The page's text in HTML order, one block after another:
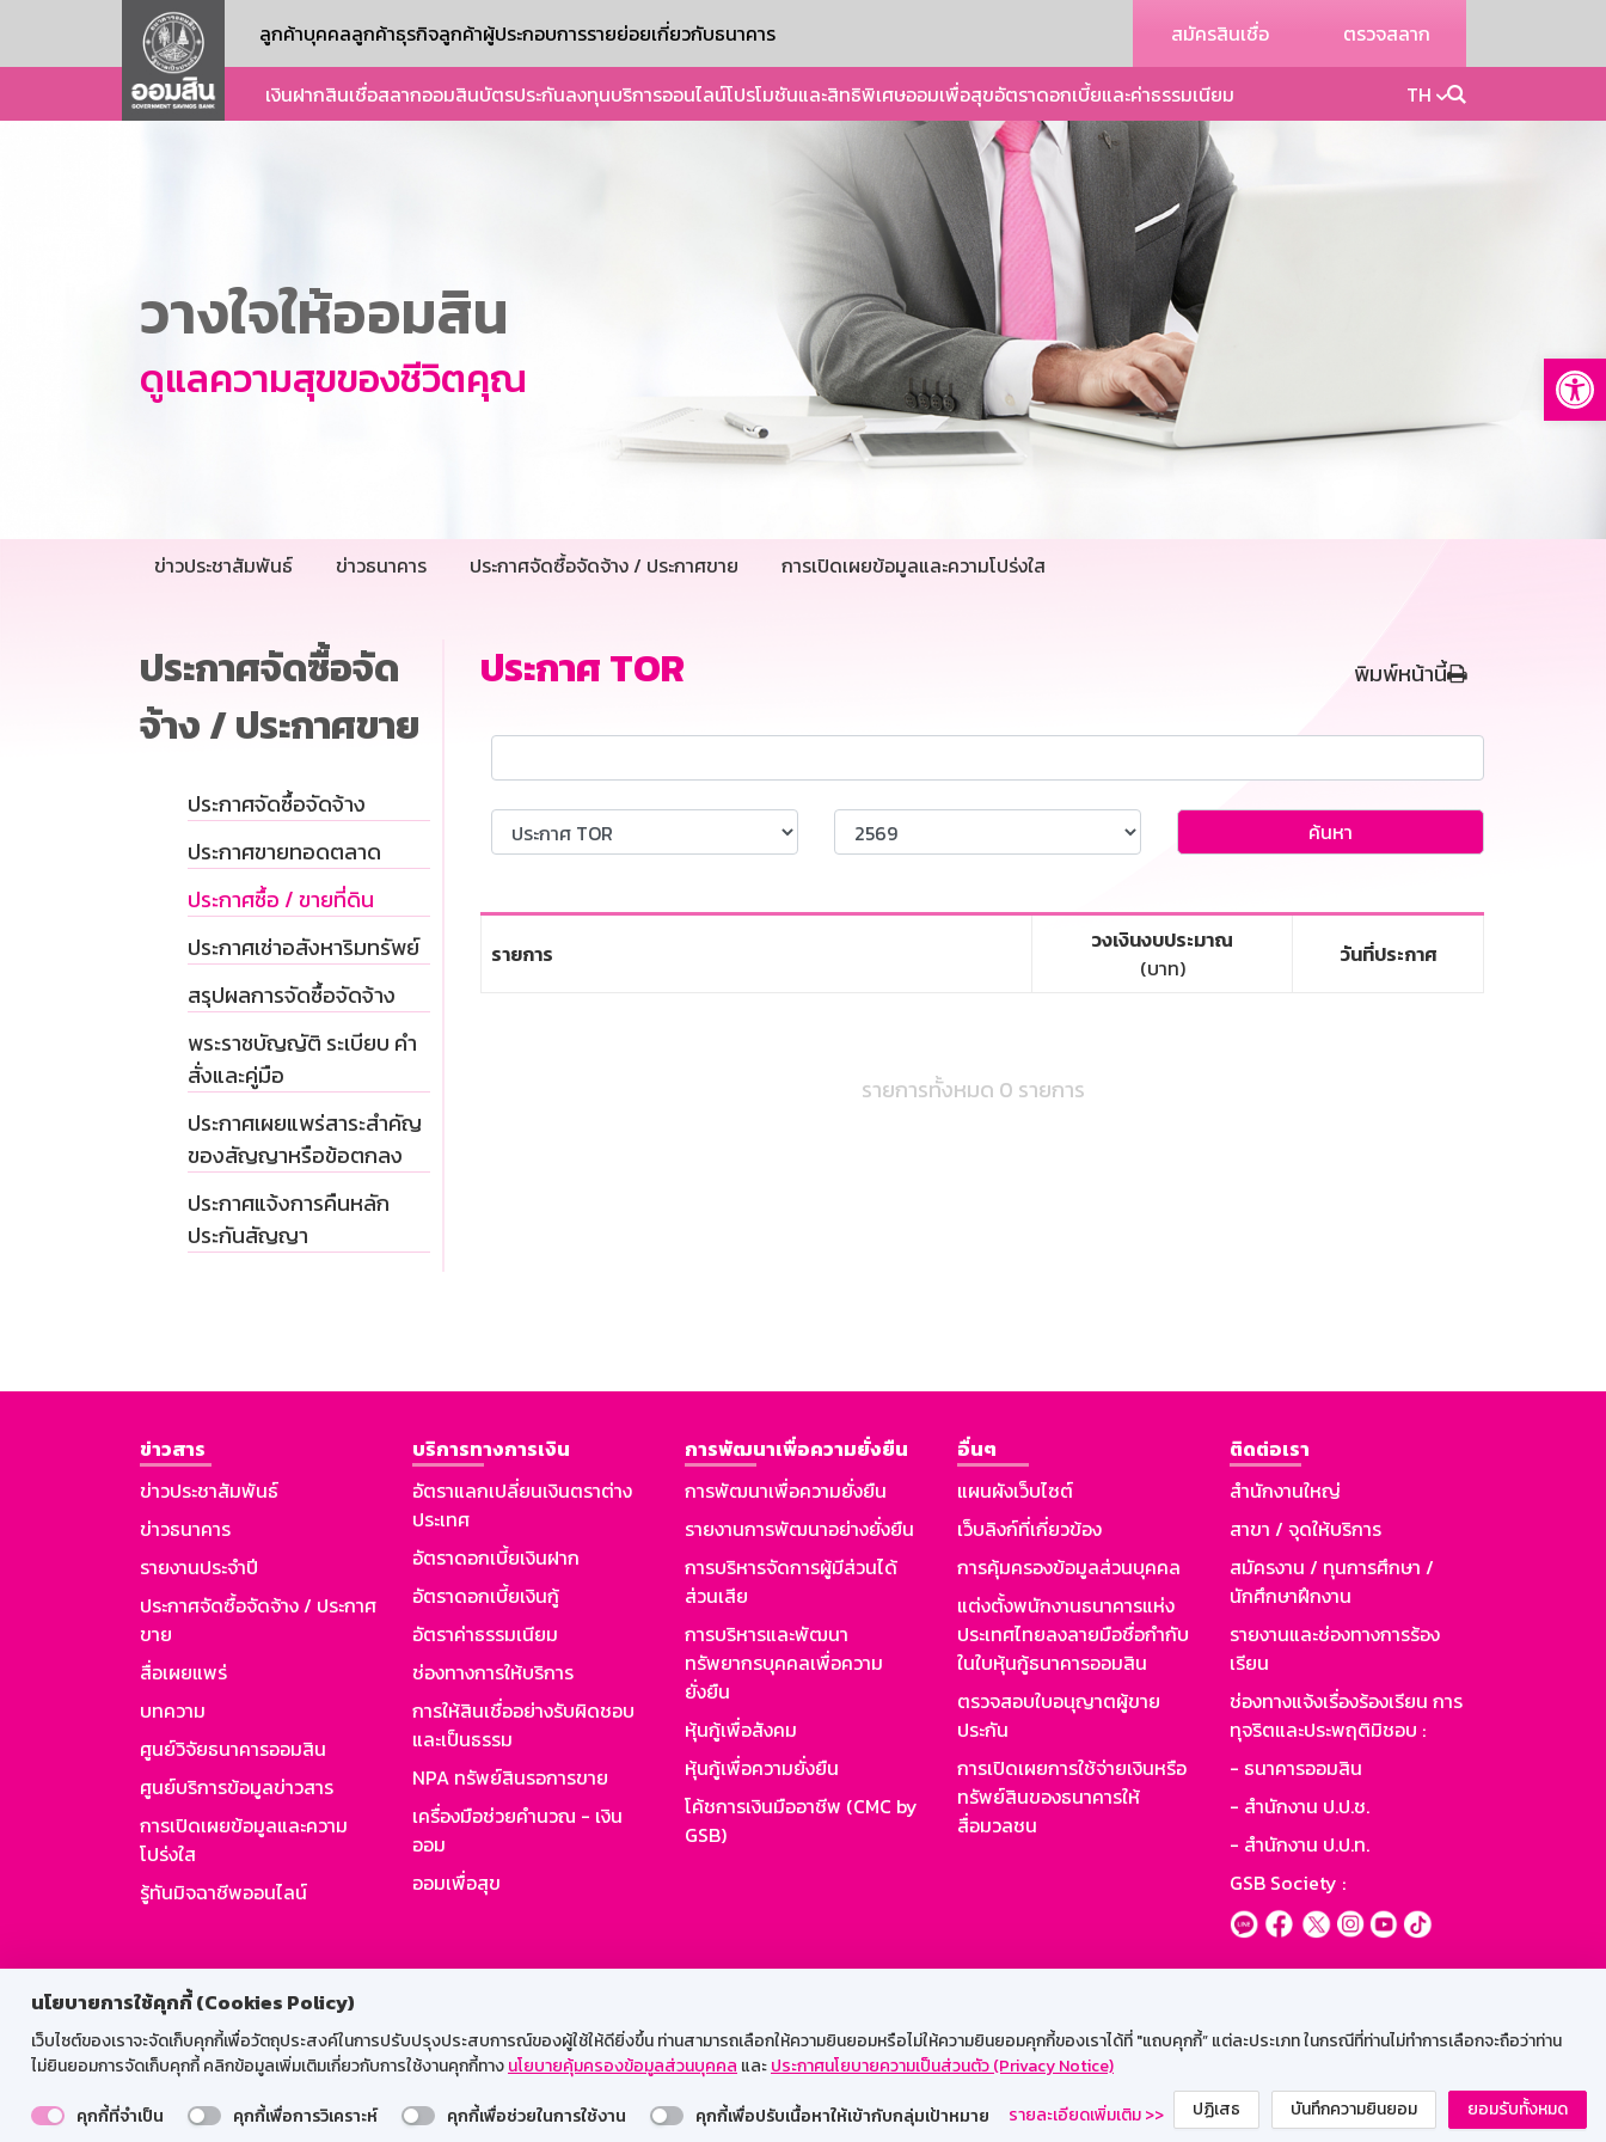
นโยบายการใช้คุกกี้ (Cookies Policy)
เว็บไซต์ของเราจะจัดเก็บคุกกี้เพื่อวัตถุประสงค์ในการปรับปรุงประสบการณ์ของผู้ใช้ให้ดียิ่งขึ้น ท่านสามารถเลือกให้ความยินยอมหรือไม่ให้ความยินยอมคุกกี้ของเราได้ที่ "แถบคุกกี้” แต่ละประเภท ในกรณีที่ท่านไม่ทำการเลือกจะถือว่าท่าน
ไม่ยินยอมการจัดเก็บคุกกี้ คลิกข้อมูลเพิ่มเติมเกี่ยวกับการใช้งานคุกกี้ทางนโยบายคุ้มครองข้อมูลส่วนบุคคล และประกาศนโยบายความเป็นส่วนตัว (Privacy Notice)
คุกกี้ที่จำเป็น
คุกกี้เพื่อการวิเคราะห์ คุกกี้เพื่อช่วยในการใช้งาน คุกกี้เพื่อปรับเนื้อหาให้เข้ากับกลุ่มเป้าหมาย รายละเอียดเพิ่มเติม >> ปฏิเสธ บันทึกความยินยอม ยอมรับทั้งหมด
ลูกค้าบุคคลลูกค้าธุรกิจลูกค้าผู้ประกอบการรายย่อยเกี่ยวกับธนาคาร สมัครสินเชื่อ ตรวจสลาก
เงินฝากสินเชื่อสลากออมสินบัตรประกันลงทุนบริการออนไลน์โปรโมชันและสิทธิพิเศษออมเพื่อสุขอัตราดอกเบี้ยและค่าธรรมเนียม TH
วางใจให้ออมสิน
ดูแลความสุขของชีวิตคุณ
ข่าวประชาสัมพันธ์ ข่าวธนาคาร ประกาศจัดซื้อจัดจ้าง / ประกาศขาย การเปิดเผยข้อมูลและความโปร่งใส
ประกาศจัดซื้อจัด
จ้าง / ประกาศขาย
ประกาศจัดซื้อจัดจ้าง
ประกาศขายทอดตลาด
ประกาศซื้อ / ขายที่ดิน
ประกาศเช่าอสังหาริมทรัพย์
สรุปผลการจัดซื้อจัดจ้าง
พระราชบัญญัติ ระเบียบ คำ
สั่งและคู่มือ
ประกาศเผยแพร่สาระสำคัญ
ของสัญญาหรือข้อตกลง
ประกาศแจ้งการคืนหลัก
ประกันสัญญา
ประกาศ TOR พิมพ์หน้านี้
ค้นหา
รายการ
วงเงินงบประมาณ
(บาท)
วันที่ประกาศ
รายการทั้งหมด 0 รายการ
ข่าวสาร
ข่าวประชาสัมพันธ์
ข่าวธนาคาร
รายงานประจำปี
ประกาศจัดซื้อจัดจ้าง / ประกาศ
ขาย
สื่อเผยแพร่
บทความ
ศูนย์วิจัยธนาคารออมสิน
ศูนย์บริการข้อมูลข่าวสาร
การเปิดเผยข้อมูลและความ
โปร่งใส
รู้ทันมิจฉาชีพออนไลน์
บริการทางการเงิน
อัตราแลกเปลี่ยนเงินตราต่าง
ประเทศ
อัตราดอกเบี้ยเงินฝาก
อัตราดอกเบี้ยเงินกู้
อัตราค่าธรรมเนียม
ช่องทางการให้บริการ
การให้สินเชื่ออย่างรับผิดชอบ
และเป็นธรรม
NPA ทรัพย์สินรอการขาย
เครื่องมือช่วยคำนวณ - เงิน
ออม
ออมเพื่อสุข
การพัฒนาเพื่อความยั่งยืน
การพัฒนาเพื่อความยั่งยืน
รายงานการพัฒนาอย่างยั่งยืน
การบริหารจัดการผู้มีส่วนได้
ส่วนเสีย
การบริหารและพัฒนา
ทรัพยากรบุคคลเพื่อความ
ยั่งยืน
หุ้นกู้เพื่อสังคม
หุ้นกู้เพื่อความยั่งยืน
โค้ชการเงินมืออาชีพ (CMC by
GSB)
อื่นๆ
แผนผังเว็บไซต์
เว็บลิงก์ที่เกี่ยวข้อง
การคุ้มครองข้อมูลส่วนบุคคล
แต่งตั้งพนักงานธนาคารแห่ง
ประเทศไทยลงลายมือชื่อกำกับ
ในใบหุ้นกู้ธนาคารออมสิน
ตรวจสอบใบอนุญาตผู้ขาย
ประกัน
การเปิดเผยการใช้จ่ายเงินหรือ
ทรัพย์สินของธนาคารให้
สื่อมวลชน
ติดต่อเรา
สำนักงานใหญ่
สาขา / จุดให้บริการ
สมัครงาน / ทุนการศึกษา /
นักศึกษาฝึกงาน
รายงานและช่องทางการร้อง
เรียน
ช่องทางแจ้งเรื่องร้องเรียน การ
ทุจริตและประพฤติมิชอบ :
- ธนาคารออมสิน
- สำนักงาน ป.ป.ช.
- สำนักงาน ป.ป.ท.
GSB Society :
รองรับการใช้งานได้ดีบนเว็บบราวเซอร์